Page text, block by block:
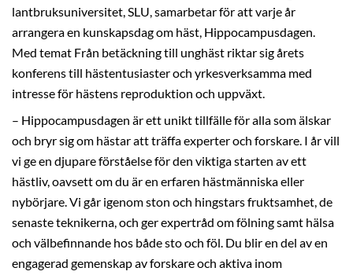
lantbruksuniversitet, SLU, samarbetar för att varje år
arrangera en kunskapsdag om häst, Hippocampusdagen.
Med temat Från betäckning till unghäst riktar sig årets
konferens till hästentusiaster och yrkesverksamma med
intresse för hästens reproduktion och uppväxt.
– Hippocampusdagen är ett unikt tillfälle för alla som älskar
och bryr sig om hästar att träffa experter och forskare. I år vill
vi ge en djupare förståelse för den viktiga starten av ett
hästliv, oavsett om du är en erfaren hästmänniska eller
nybörjare. Vi går igenom ston och hingstars fruktsamhet, de
senaste teknikerna, och ger expertråd om fölning samt hälsa
och välbefinnande hos både sto och föl. Du blir en del av en
engagerad gemenskap av forskare och aktiva inom